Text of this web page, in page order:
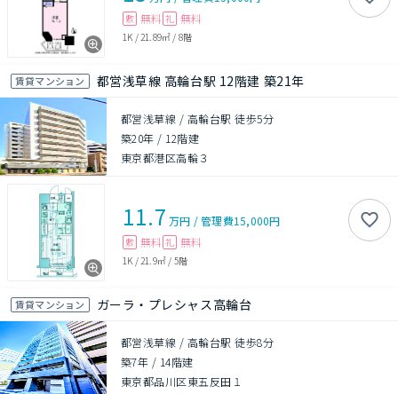
敷 無料 礼 無料
1K / 21.89㎡ / 8階
賃貸マンション 都営浅草線 高輪台駅 12階建 築21年
都営浅草線 / 高輪台駅 徒歩5分
築20年 / 12階建
東京都港区高輪３
11.7 万円 /管理費15,000円
敷 無料 礼 無料
1K / 21.9㎡ / 5階
賃貸マンション ガーラ・プレシャス高輪台
都営浅草線 / 高輪台駅 徒歩8分
築7年 / 14階建
東京都品川区東五反田１